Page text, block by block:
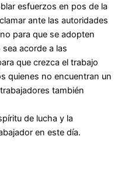
esfuerzos en pos de la
ante las autoridades
para que se adopten
acorde a las
que crezca el trabajo
quienes no encuentran un
también
de lucha y la
en este día.